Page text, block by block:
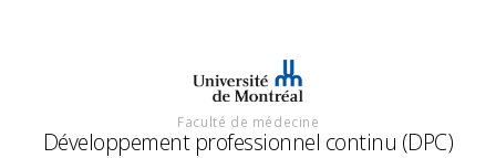
Faculté de médecine
Développement professionnel continu (DPC)